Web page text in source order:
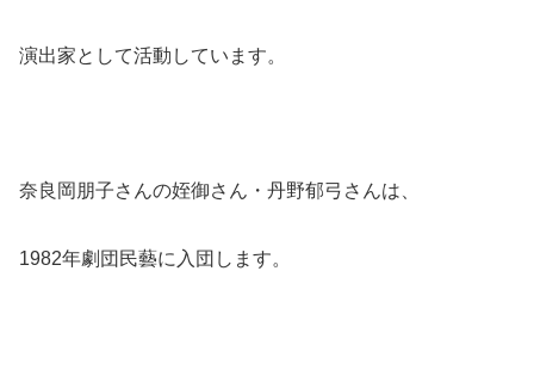
演出家として活動しています。
奈良岡朋子さんの姪御さん・丹野郁弓さんは、
1982年劇団民藝に入団します。